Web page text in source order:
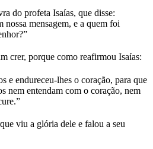
do profeta Isaías, que disse:
nossa mensagem, e a quem foi
crer, porque como reafirmou Isaías:
e endureceu-lhes o coração, para que
nem entendam com o coração, nem
viu a glória dele e falou a seu